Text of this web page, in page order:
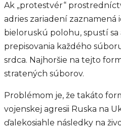
Ak „protestvér“
adries zariadení zaznamená
bieloruskú polohu, spustí
prepisovania každého
srdca. Najhoršie na tejto
stratených súborov.
Problémom je, že takáto
vojenskej agresii Ruska na
ďalekosiahle následky na